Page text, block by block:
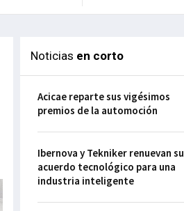
Noticias en corto
Acicae reparte sus vigésimos
premios de la automoción
Ibernova y Tekniker renuevan su
acuerdo tecnológico para una
industria inteligente